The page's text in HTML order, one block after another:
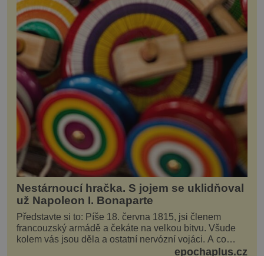
Nestárnoucí hračka. S jojem se uklidňoval
už Napoleon I. Bonaparte
Představte si to: Píše 18. června 1815, jsi členem
francouzský armádě a čekáte na velkou bitvu. Všude
kolem vás jsou děla a ostatní nervózní vojáci. A co
děláte vy? Hrajete si… s jojem! Zdá se v...epochaplus.cz